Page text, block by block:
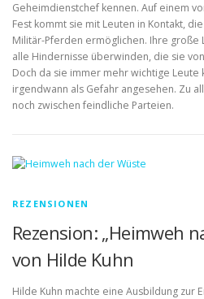
Geheimdienstchef kennen. Auf einem
Fest kommt sie mit Leuten in Kontakt,
Militär-Pferden ermöglichen. Ihre große
alle Hindernisse überwinden, die sie
Doch da sie immer mehr wichtige
irgendwann als Gefahr angesehen. Zu
noch zwischen feindliche Parteien.
REZENSIONEN
Rezension: „Heimweh
von Hilde Kuhn
Hilde Kuhn machte eine Ausbildung zur